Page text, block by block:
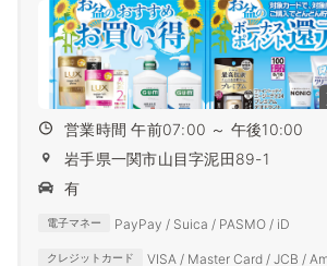
営業時間 午前07:00 ～ 午後10:00
岩手県一関市山目字泥田89-1
有
電子マネー PayPay / Suica / PASMO / iD
クレジットカード
VISA / Master Card / JCB /